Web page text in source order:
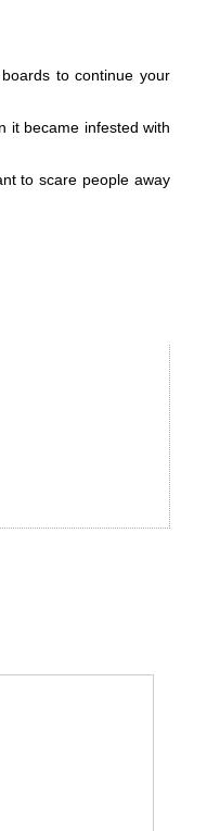
to continue your
it became infested with
to scare people away